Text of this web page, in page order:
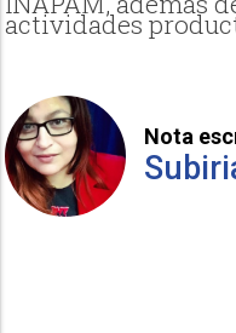
actividades
Nota